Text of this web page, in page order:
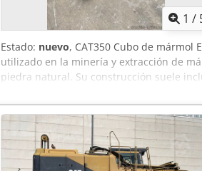
1 /
Estado: nuevo, CAT350 Cubo de mármol
utilizado en la minería y extracción de
piedra natural. Su construcción suele
materiales e ingeniería adaptados a la
eficiente y una vida útil prolongada del
detallada, póngase en contacto con